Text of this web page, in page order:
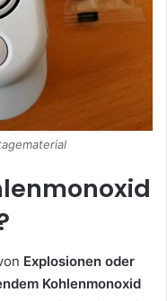
Explosionen oder
Kohlenmonoxid